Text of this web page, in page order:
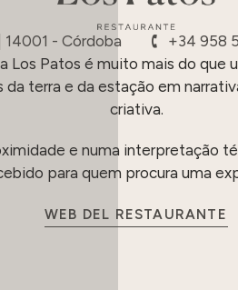
14001 - Córdoba +34 958
Los Patos é muito mais do
terra e da estação em
criativa.
e numa interpretação
para quem procura uma
WEB DEL RESTAURANTE